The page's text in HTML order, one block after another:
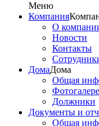
Меню
Компания
О
Новости
Контакты
ДомаДома
Общая
Должники
Документы и
Общая